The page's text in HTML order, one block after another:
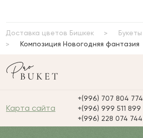
Доставка цветов Бишкек
Букеты
Композиция Новогодняя фантазия
Карта сайта
+(996) 707 804 774
+(996) 999 511 899
+(996) 228 074 744